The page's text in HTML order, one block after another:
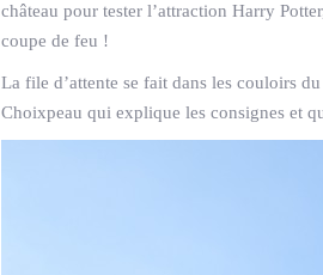
château pour tester l’attraction Harry
coupe de feu !
La file d’attente se fait dans les couloirs
Choixpeau qui explique les consignes et